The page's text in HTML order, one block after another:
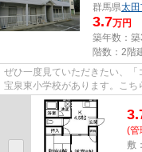
群馬県太
3.7万円
築年数：築
階数：2階
ぜひ一度見ていただきたい、
宝泉東小学校があります。こ
日を快適に過ごす事ができるア...
(管
敷